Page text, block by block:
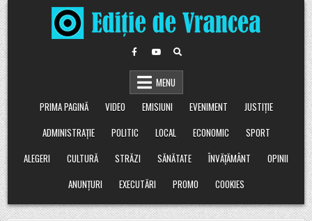
Skip
to
content
MENU
PRIMA PAGINĂ
VIDEO EMISIUNI EVENIMENT
JUSTIȚIE
ADMINISTRAȚIE
POLITIC LOCAL ECONOMIC
SPORT
ALEGERI
CULTURĂ STRĂZI SĂNĂTATE ÎNVĂȚĂMÂNT
OPINII
ANUNȚURI
EXECUTĂRI PROMO COOKIES